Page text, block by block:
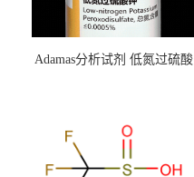
Adamas分析试剂 低氮过硫酸
（泰坦现货供应）